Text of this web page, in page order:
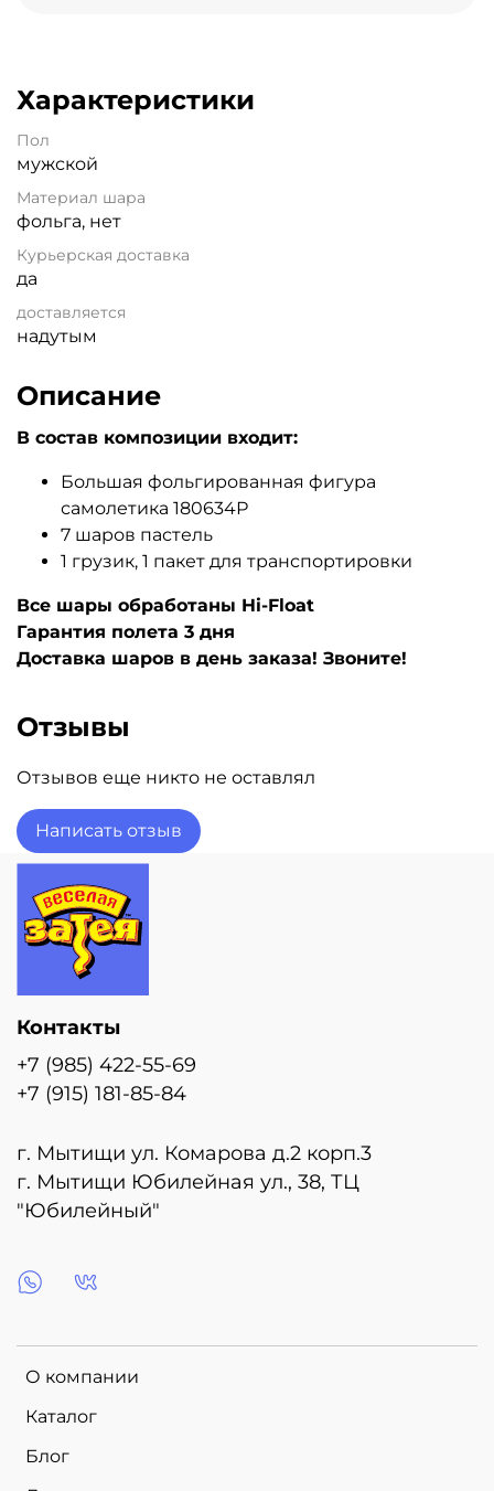
Характеристики
Пол
мужской
Материал шара
фольга, нет
Курьерская доставка
да
доставляется
надутым
Описание
В состав композиции входит:
Большая фольгированная фигура
самолетика 180634Р
7 шаров пастель
1 грузик, 1 пакет для транспортировки
Все шары обработаны Hi-Float
Гарантия полета 3 дня
Доставка шаров в день заказа! Звоните!
Отзывы
Отзывов еще никто не оставлял
Написать отзыв
О компании
Каталог
Блог
Контакты
+7 (985) 422-55-69
+7 (915) 181-85-84
г. Мытищи ул. Комарова д.2 корп.3
г. Мытищи Юбилейная ул., 38, ТЦ
"Юбилейный"